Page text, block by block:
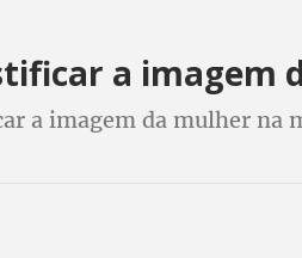
a imagem
a imagem da mulher na